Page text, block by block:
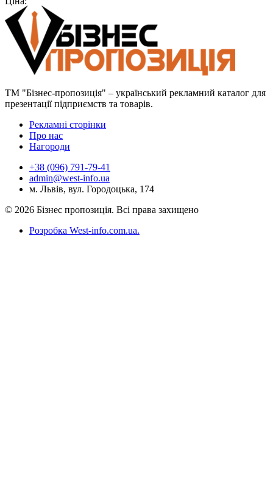
ТМ "Бізнес-пропозиція" – український рекламний каталог для
презентації підприємств та товарів.
Рекламні сторінки
Про нас
Нагороди
+38 (096) 791-79-41
admin@west-info.ua
м. Львів, вул. Городоцька, 174
© 2026 Бізнес пропозиція. Всі права захищено
Розробка West-info.com.ua.